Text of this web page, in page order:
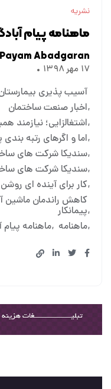
نشریه
ماهنامه پیام
Payam Abadgaran
۱۷ مهر ۱۳۹۸
آسیب پذیری
اخبار صنعت ساختمان
اشتغالزایی؛
اما و اگرهای رتبه بندی
سندیکا شرکت های
سندیکا شرکت های
کار برای آینده ای
کاهش راندمان ماشین
پیمانکار
ماهنامه ماهنامه پیام